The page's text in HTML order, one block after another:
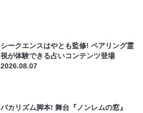
シークエンスはやとも監修! ペアリング霊
視が体験できる占いコンテンツ登場
2026.08.07
バカリズム脚本! 舞台『ノンレムの窓』